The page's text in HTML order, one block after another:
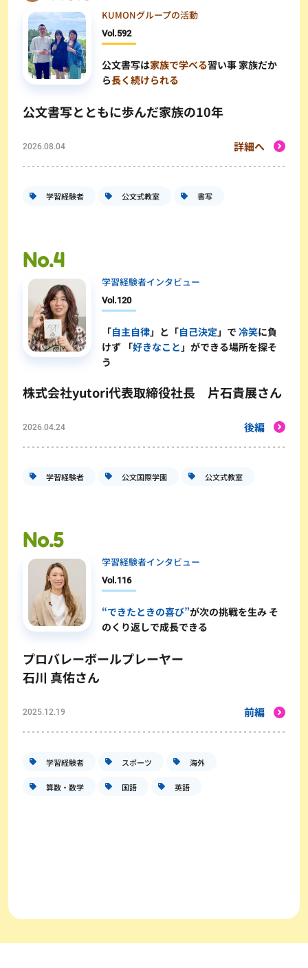
KUMONグループの活動
Vol.592
公文書写は家族で学べる習い事 家族だか
ら長く続けられる
公文書写とともに歩んだ家族の10年
2026.08.04 詳細へ
学習経験者 公文式教室 書写
学習経験者インタビュー
Vol.120
「自主自律」と「自己決定 」で冷笑に負
けず 「好きなこと 」ができる場所を探そ
う
株式会社yutori代表取締役社長 片石貴展さん
2026.04.24 後編
学習経験者 公文国際学園 公文式教室
学習経験者インタビュー
Vol.116
“できたときの喜び”が次の挑戦を生み そ
のくり返しで成長できる
プロバレーボールプレーヤー
石川 真佑さん
2025.12.19 前編
学習経験者 スポーツ 海外
算数・数学 国語 英語